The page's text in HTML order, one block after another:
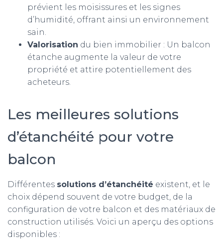
prévient les moisissures et les signes
d’humidité, offrant ainsi un environnement
sain.
Valorisation du bien immobilier : Un balcon
étanche augmente la valeur de votre
propriété et attire potentiellement des
acheteurs.
Les meilleures solutions
d’étanchéité pour votre
balcon
Différentes solutions d’étanchéité existent, et le
choix dépend souvent de votre budget, de la
configuration de votre balcon et des matériaux de
construction utilisés. Voici un aperçu des options
disponibles :